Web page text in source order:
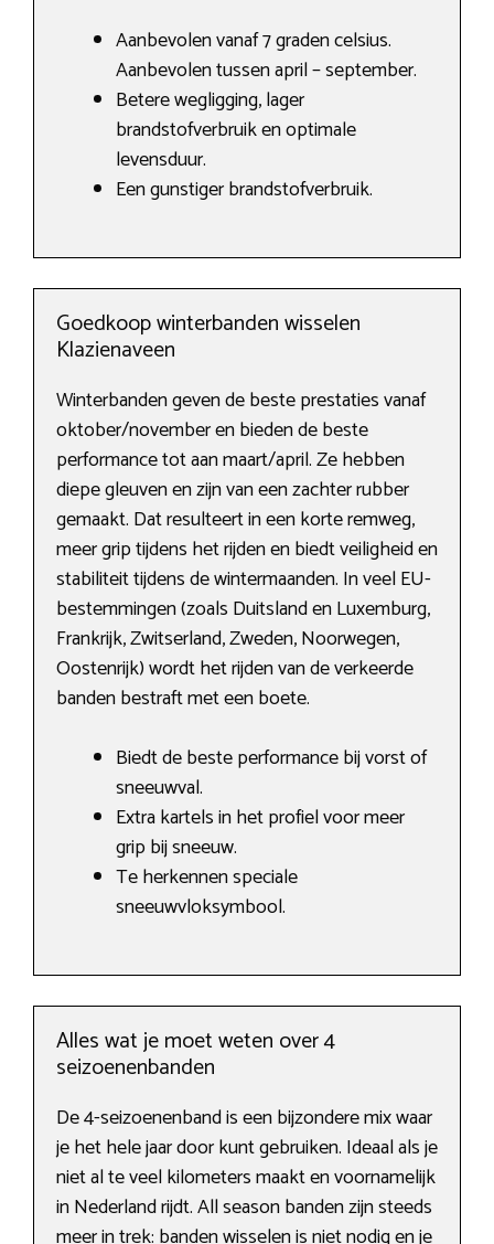
Aanbevolen vanaf 7 graden celsius.
Aanbevolen tussen april – september.
Betere wegligging, lager
brandstofverbruik en optimale
levensduur.
Een gunstiger brandstofverbruik.
Goedkoop winterbanden wisselen
Klazienaveen
Winterbanden geven de beste prestaties vanaf
oktober/november en bieden de beste
performance tot aan maart/april. Ze hebben
diepe gleuven en zijn van een zachter rubber
gemaakt. Dat resulteert in een korte remweg,
meer grip tijdens het rijden en biedt veiligheid en
stabiliteit tijdens de wintermaanden. In veel EU-
bestemmingen (zoals Duitsland en Luxemburg,
Frankrijk, Zwitserland, Zweden, Noorwegen,
Oostenrijk) wordt het rijden van de verkeerde
banden bestraft met een boete.
Biedt de beste performance bij vorst of
sneeuwval.
Extra kartels in het profiel voor meer
grip bij sneeuw.
Te herkennen speciale
sneeuwvloksymbool.
Alles wat je moet weten over 4
seizoenenbanden
De 4-seizoenenband is een bijzondere mix waar
je het hele jaar door kunt gebruiken. Ideaal als je
niet al te veel kilometers maakt en voornamelijk
in Nederland rijdt. All season banden zijn steeds